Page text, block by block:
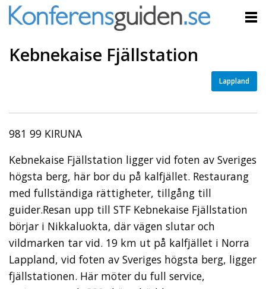
Kebnekaise Fjällstation
Lappland
981 99 KIRUNA
Kebnekaise Fjällstation ligger vid foten av Sveriges
högsta berg, här bor du på kalfjället. Restaurang
med fullständiga rättigheter, tillgång till
guider.Resan upp till STF Kebnekaise Fjällstation
börjar i Nikkaluokta, där vägen slutar och
vildmarken tar vid. 19 km ut på kalfjället i Norra
Lappland, vid foten av Sveriges högsta berg, ligger
fjällstationen. Här möter du full service,